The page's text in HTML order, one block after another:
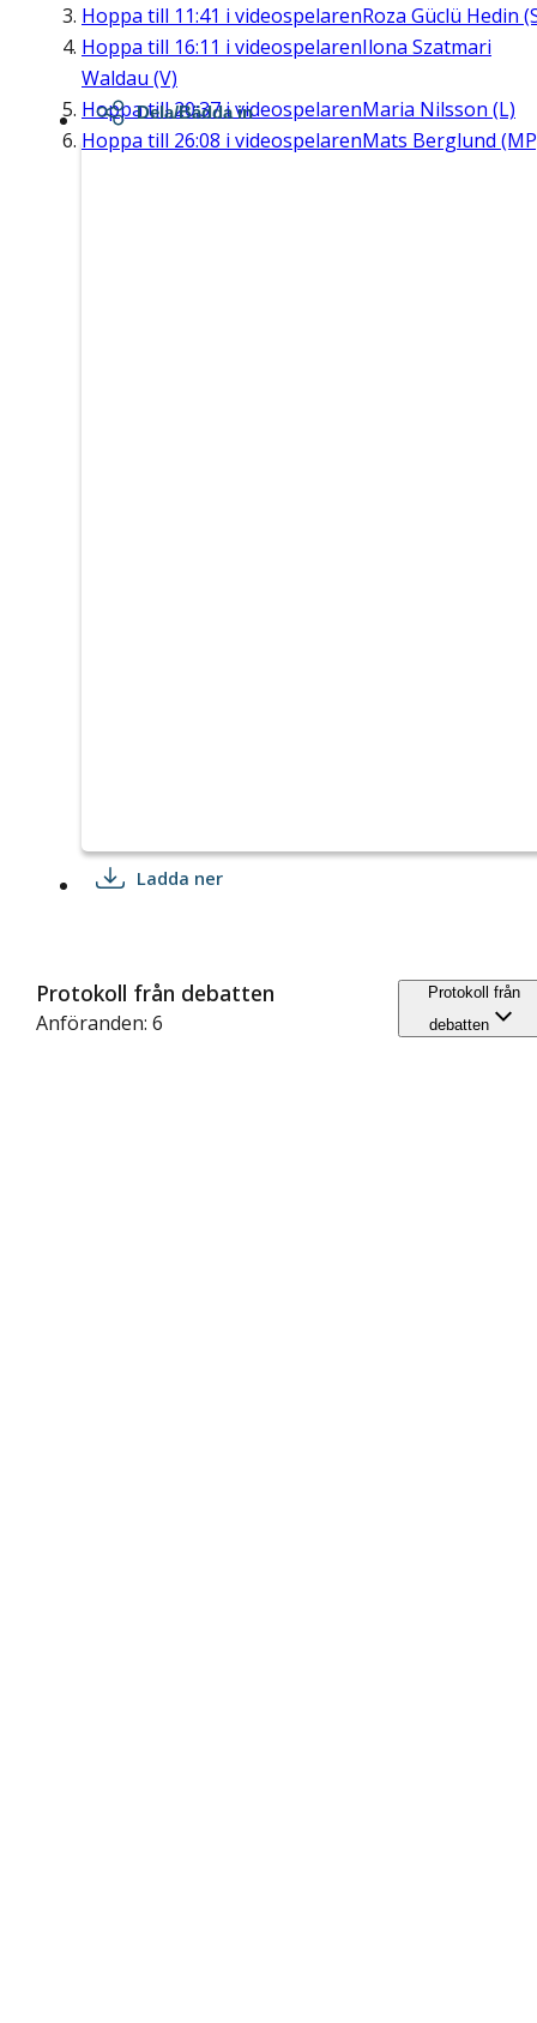
Hoppa till 11:41 i videospelarenRoza Güclü Hedin
Hoppa till 16:11 i videospelarenIlona Szatmari
Waldau (V)
Hoppa till20:37i videospelarenMaria Nilsson (L)
Hoppa till 26:08 i videospelarenMats Berglund
Dela/Bädda in
Ladda ner
Protokoll från debatten
Anföranden: 6
Protokoll från
debatten